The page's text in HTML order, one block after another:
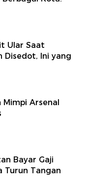
Ular Saat
Disedot, Ini yang
Mimpi Arsenal
Bayar Gaji
Turun Tangan